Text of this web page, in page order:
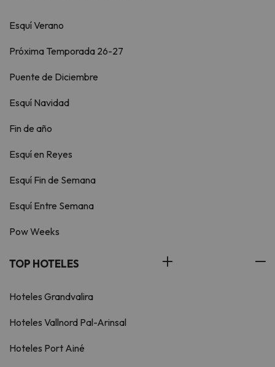
Esquí Verano
Próxima Temporada 26-27
Puente de Diciembre
Esquí Navidad
Fin de año
Esquí en Reyes
Esquí Fin de Semana
Esquí Entre Semana
Pow Weeks
TOP HOTELES
Hoteles Grandvalira
Hoteles Vallnord Pal-Arinsal
Hoteles Port Ainé